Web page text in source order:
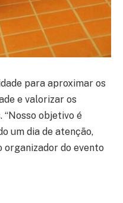
para aproximar os
e valorizar os
objetivo é
um dia de atenção,
organizador do evento